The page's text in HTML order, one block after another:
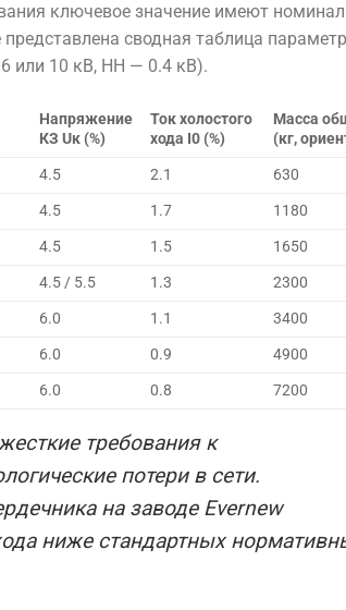
ключевое значение имеют
сводная таблица
или 10 кВ, НН — 0.4 кВ).
Напряжение
КЗ Uк​ (%)
Ток холостого
хода I0​ (%)
Масса
(кг,
4.5 2.1
630
4.5 1.7
1180
4.5 1.5
1650
4.5 / 5.5 1.3
2300
6.0 1.1
3400
6.0 0.9
4900
6.0 0.8 7200
требования к
потери в сети.
на заводе Evernew
ниже стандартных